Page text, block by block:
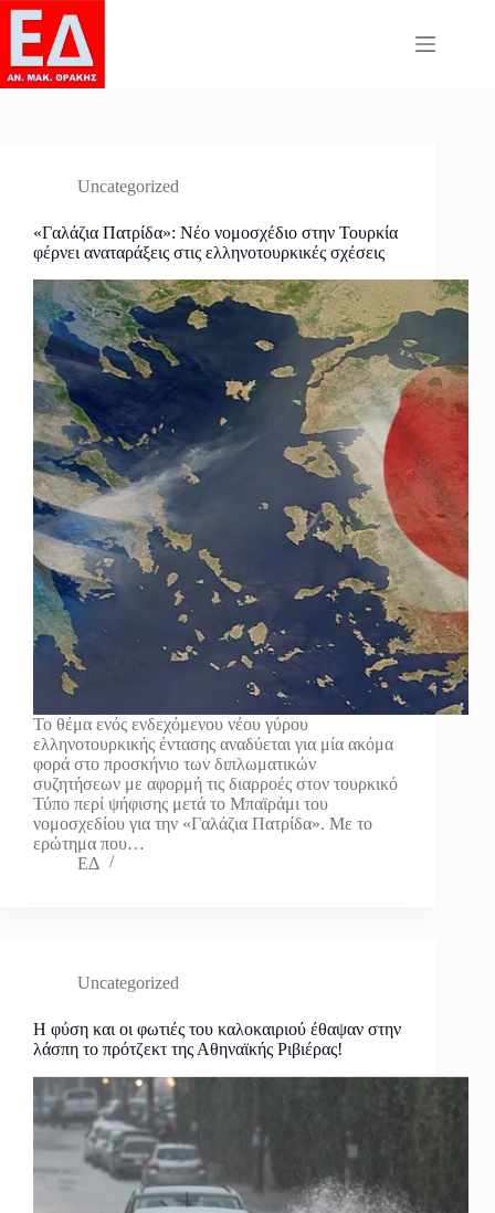
Skip
content
Uncategorized
«Γαλάζια Πατρίδα»: Νέο νομοσχέδιο στην Τουρκία
φέρνει αναταράξεις στις ελληνοτουρκικές σχέσεις
Το θέμα ενός ενδεχόμενου νέου γύρου
ελληνοτουρκικής έντασης αναδύεται για μία ακόμα
φορά στο προσκήνιο των διπλωματικών
συζητήσεων με αφορμή τις διαρροές στον τουρκικό
Τύπο περί ψήφισης μετά το Μπαϊράμι του
νομοσχεδίου για την «Γαλάζια Πατρίδα». Με το
ερώτημα που…
ΕΔ
Uncategorized
Η φύση και οι φωτιές του καλοκαιριού έθαψαν στην
λάσπη το πρότζεκτ της Αθηναϊκής Ριβιέρας!